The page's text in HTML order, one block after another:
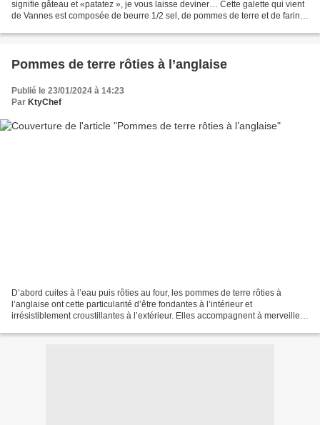
signifie gâteau et «patatez », je vous laisse deviner… Cette galette qui vient
de Vannes est composée de beurre 1/2 sel, de pommes de terre et de farine
Pommes de terre rôties à l’anglaise
Publié le 23/01/2024 à 14:23
Par KtyChef
D’abord cuites à l’eau puis rôties au four, les pommes de terre rôties à
l’anglaise ont cette particularité d’être fondantes à l’intérieur et
irrésistiblement croustillantes à l’extérieur. Elles accompagnent à merveille